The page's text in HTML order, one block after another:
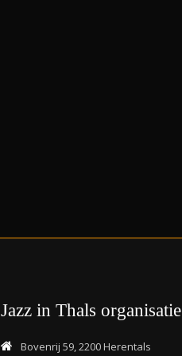
Jazz in Thals organisatie
Bovenrij 59, 2200 Herentals